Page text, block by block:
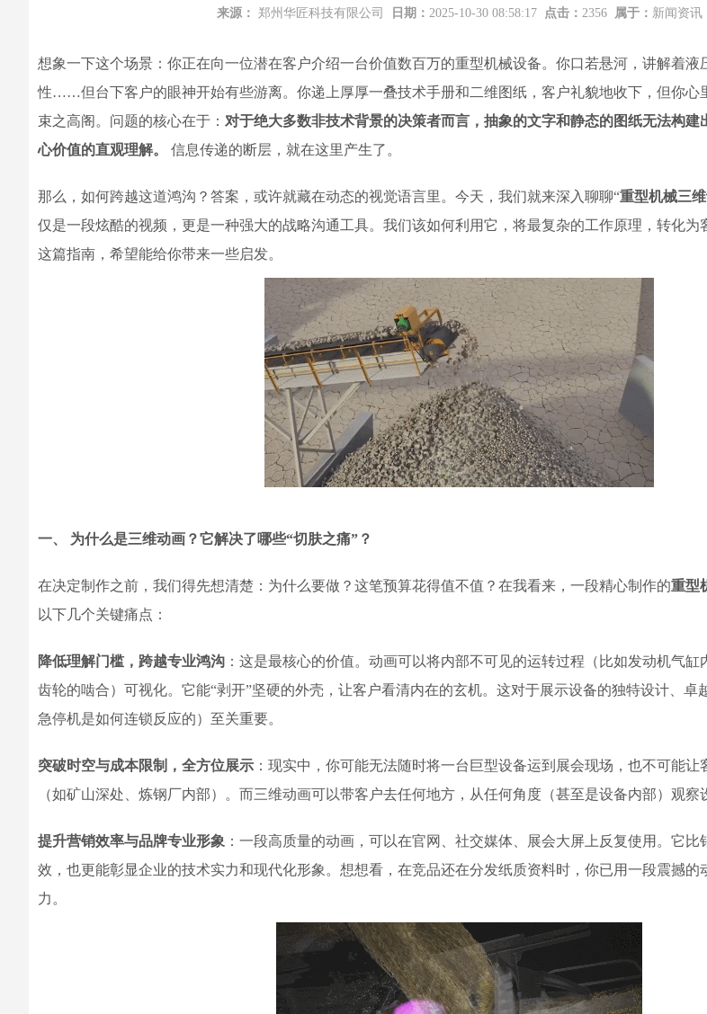
来源： 郑州华匠科技有限公司 日期： 2025-10-30 08:58:17 点击： 2356 属于： 新闻资讯
想象一下这个场景：你正在向一位潜在客户介绍一台价值数百万的重型机械设备。你口若悬河，讲解着液
性……但台下客户的眼神开始有些游离。你递上厚厚一叠技术手册和二维图纸，客户礼貌地收下，但你心
束之高阁。问题的核心在于： 对于绝大多数非技术背景的决策者而言，抽象的文字和静态的图纸无法构建
心价值的直观理解。
信息传递的断层，就在这里产生了。
那么，如何跨越这道鸿沟？答案，或许就藏在动态的视觉语言里。今天，我们就来深入聊聊“重型机械三
仅是一段炫酷的视频，更是一种强大的战略沟通工具。我们该如何利用它，将最复杂的工作原理，转化为
这篇指南，希望能给你带来一些启发。
一、 为什么是三维动画？它解决了哪些“切肤之痛”？
在决定制作之前，我们得先想清楚：为什么要做？这笔预算花得值不值？在我看来，一段精心制作的重型
以下几个关键痛点：
降低理解门槛，跨越专业鸿沟 ：这是最核心的价值。动画可以将内部不可见的运转过程（比如发动机气缸
齿轮的啮合）可视化。它能“剥开”坚硬的外壳，让客户看清内在的玄机。这对于展示设备的独特设计、卓
急停机是如何连锁反应的）至关重要。
突破时空与成本限制，全方位展示 ：现实中，你可能无法随时将一台巨型设备运到展会现场，也不可能让
（如矿山深处、炼钢厂内部）。而三维动画可以带客户去任何地方，从任何角度（甚至是设备内部）观察
提升营销效率与品牌专业形象 ：一段高质量的动画，可以在官网、社交媒体、展会大屏上反复使用。它比
效，也更能彰显企业的技术实力和现代化形象。想想看，在竞品还在分发纸质资料时，你已用一段震撼的
力。